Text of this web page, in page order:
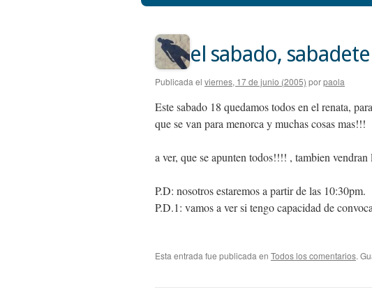
contenido el sabado, sabadete
Publicada el viernes, 17 de junio (2005) porpaola
Este sabado 18 quedamos todos en el renata,
que se van para menorca y muchas cosas mas!!!
a ver, que se apunten todos!!!! , tambien
P.D: nosotros estaremos a partir de las 10:30pm.
P.D.1: vamos a ver si tengo capacidad de
Esta entrada fue publicada en Todos los comentarios.